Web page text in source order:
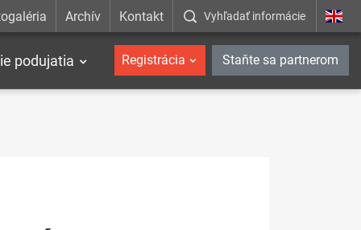
Archív Kontakt Vyhľadať informácie
podujatia Registrácia Staňte sa partnerom